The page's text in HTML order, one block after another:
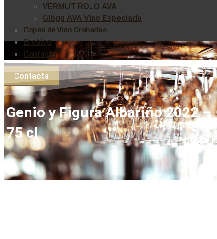
VERMUT ROJO AVA
Glögg AVA Vino Especiado
Copas de Vino Grabadas
Enoblog
Contacta
Contacta
Genio y Figura Albariño 2022 –
75 cl